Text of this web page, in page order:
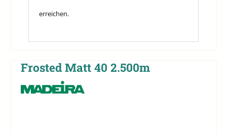
erreichen.
Frosted Matt 40 2.500m